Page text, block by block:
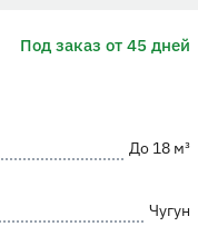
Под заказ от 45 дней
До 18 м³
Чугун